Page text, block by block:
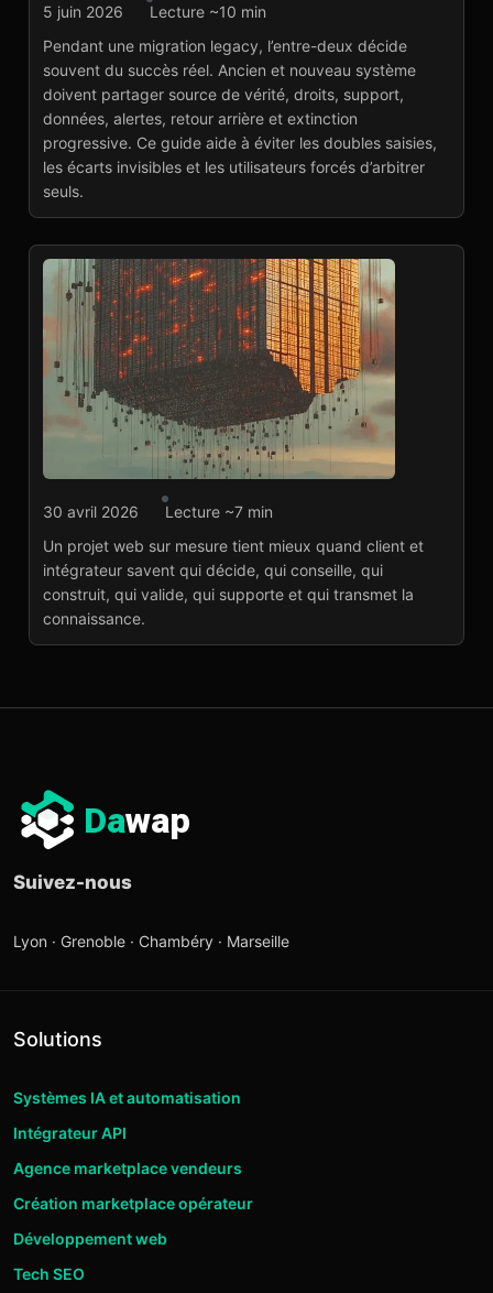
Développement web
ancien/nouveau
système : réussir
l’entre-deux
Lire l'article →
5 juin 2026
Lecture ~10 min
Pendant une migration legacy, l’entre-deux décide
souvent du succès réel. Ancien et nouveau système
doivent partager source de vérité, droits, support,
données, alertes, retour arrière et extinction
progressive. Ce guide aide à éviter les doubles saisies,
les écarts invisibles et les utilisateurs forcés d’arbitrer
seuls.
Développement web
responsabilités entre
client et intégrateur
Lire l'article
30 avril 2026
Lecture ~7 min
Un projet web sur mesure tient mieux quand client et
intégrateur savent qui décide, qui conseille, qui
construit, qui valide, qui supporte et qui transmet la
connaissance.
Dawap
Suivez-nous
Lyon · Grenoble · Chambéry · Marseille
Solutions
Systèmes IA et automatisation
Intégrateur API
Agence marketplace vendeurs
Création marketplace opérateur
Développement web
Tech SEO